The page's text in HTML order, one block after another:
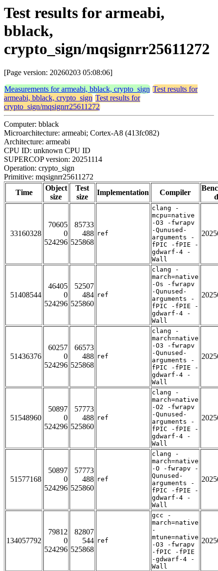
Test results for armeabi,
bblack,
crypto_sign/mqsignrr25611272
[Page version: 20260203 05:08:06]
Measurements for armeabi, bblack, crypto_sign Test results for
armeabi, bblack, crypto_sign Test results for
crypto_sign/mqsignrr25611272
Computer: bblack
Microarchitecture: armeabi; Cortex-A8 (413fc082)
Architecture: armeabi
CPU ID: unknown CPU ID
SUPERCOP version: 20251114
Operation: crypto_sign
Primitive: mqsignrr25611272
Time
Object
size
Test
size
Implementation Compiler
33160328
70605
0
524296
85733
488
525868
ref
clang -
mcpu=native
-O3 -fwrapv
-Qunused-
arguments -
fPIC -fPIE -
gdwarf-4 -
Wall
51408544
46405
0
524296
52507
484
525860
ref
clang -
march=native
-Os -fwrapv
-Qunused-
arguments -
fPIC -fPIE -
gdwarf-4 -
Wall
51436376
60257
0
524296
66573
488
525868
ref
clang -
march=native
-O3 -fwrapv
-Qunused-
arguments -
fPIC -fPIE -
gdwarf-4 -
Wall
51548960
50897
0
524296
57773
488
525860
ref
clang -
march=native
-O2 -fwrapv
-Qunused-
arguments -
fPIC -fPIE -
gdwarf-4 -
Wall
51577168
50897
0
524296
57773
488
525860
ref
clang -
march=native
-O -fwrapv -
Qunused-
arguments -
fPIC -fPIE -
gdwarf-4 -
Wall
134057792
79812
0
524296
82807
544
525868
ref
gcc -
march=native
-
mtune=native
-O3 -fwrapv
-fPIC -fPIE
-gdwarf-4 -
Wall